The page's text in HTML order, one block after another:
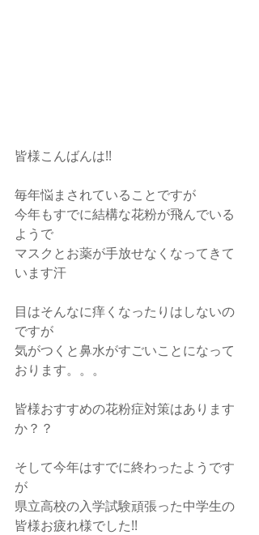
皆様こんばんは!!
毎年悩まされていることですが
今年もすでに結構な花粉が飛んでいる
ようで
マスクとお薬が手放せなくなってきて
います汗
目はそんなに痒くなったりはしないの
ですが
気がつくと鼻水がすごいことになって
おります。。。
皆様おすすめの花粉症対策はあります
か？？
そして今年はすでに終わったようです
が
県立高校の入学試験頑張った中学生の
皆様お疲れ様でした!!